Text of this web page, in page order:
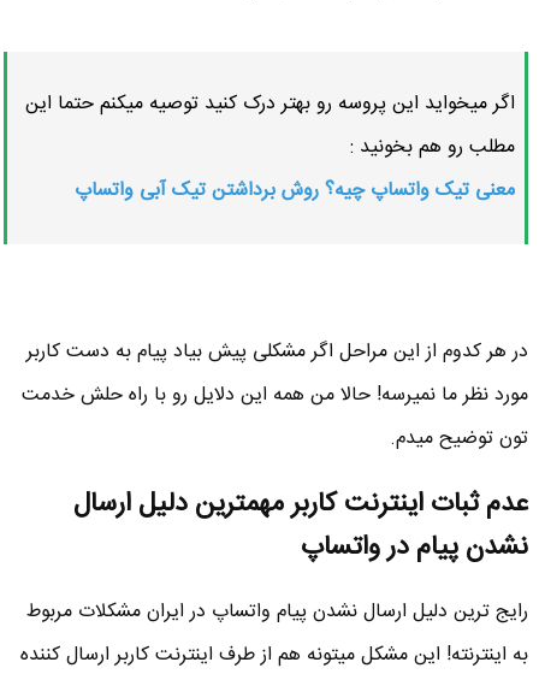
اگر میخواید این پروسه رو بهتر درک کنید توصیه میکنم حتما این
مطلب رو هم بخونید :
معنی تیک واتساپ چیه؟ روش برداشتن تیک آبی واتساپ
در هر کدوم از این مراحل اگر مشکلی پیش بیاد پیام به دست کاربر
مورد نظر ما نمیرسه! حالا من همه این دلایل رو با راه حلش خدمت
تون توضیح میدم.
عدم ثبات اینترنت کاربر مهمترین دلیل ارسال
نشدن پیام در واتساپ
رایج ترین دلیل ارسال نشدن پیام واتساپ در ایران مشکلات مربوط
به اینترنته! این مشکل میتونه هم از طرف اینترنت کاربر ارسال کننده